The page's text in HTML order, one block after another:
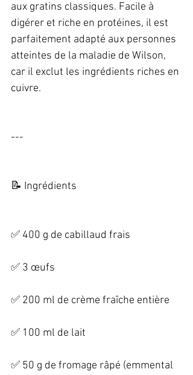
aux gratins classiques. Facile à
digérer et riche en protéines, il est
parfaitement adapté aux personnes
atteintes de la maladie de Wilson,
car il exclut les ingrédients riches en
cuivre.
---
📝 Ingrédients
✅ 400 g de cabillaud frais
✅ 3 œufs
✅ 200 ml de crème fraîche entière
✅ 100 ml de lait
✅ 50 g de fromage râpé (emmental